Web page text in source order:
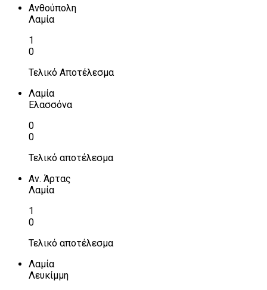
Ανθούπολη
Λαμία
1
0
Τελικό Αποτέλεσμα
Λαμία
Ελασσόνα
0
0
Τελικό αποτέλεσμα
Αν. Άρτας
Λαμία
1
0
Τελικό αποτέλεσμα
Λαμία
Λευκίμμη